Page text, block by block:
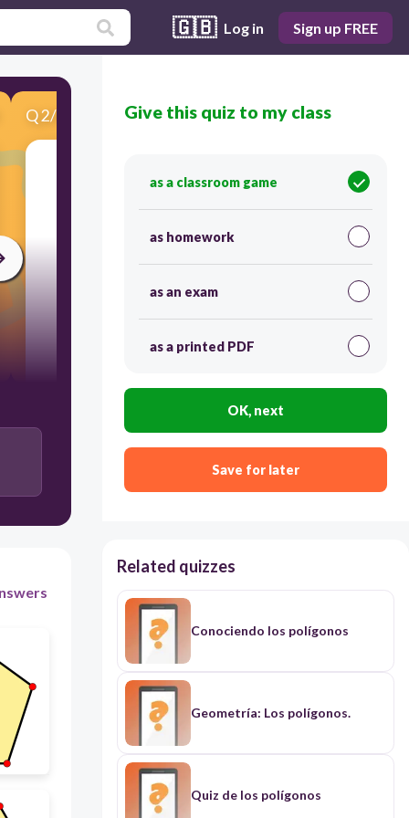
🇬🇧 Log in Sign up FREE
Q2/8 Score 0
45
Hexágono
Pentágono
Octágono
Give this quiz to my class
as a classroom game
as homework
as an exam
as a printed PDF
OK, next
Save for later
Related quizzes
Conociendo los polígonos
Geometría: Los polígonos.
Quiz de los polígonos